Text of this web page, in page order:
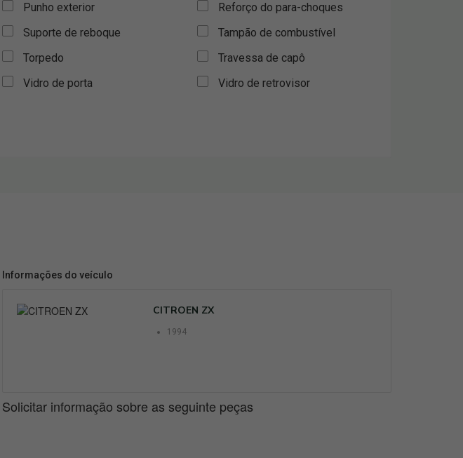
Punho exterior
Reforço do para-choques
Suporte de reboque
Tampão de combustível
Torpedo
Travessa de capô
Vidro de porta
Vidro de retrovisor
Informações do veículo
CITROEN ZX
1994
Solicitar informação sobre as seguinte peças